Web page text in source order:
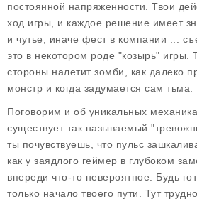
постоянной напряженности. Твои
ход игры, и каждое решение имеет
и чутье, иначе фест в компании ...
это в некотором роде "козырь" игры.
стороны налетит зомби, как далеко
монстр и когда задумается сам тьма.
Поговорим и об уникальных
существует так называемый
ты почувствуешь, что пульс
как у заядлого геймер в глубоком
впереди что-то невероятное. Будь
только начало твоего пути. Тут